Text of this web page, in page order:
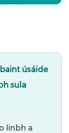
úsáide
sula
linbh a